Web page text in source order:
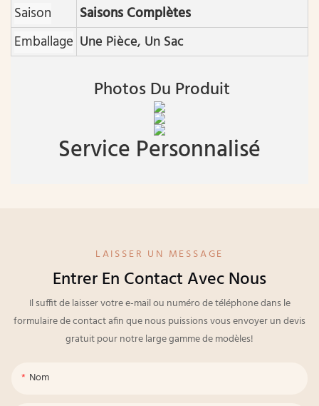
Saison
Saisons Complètes
Emballage Une Pièce, Un Sac
Photos Du Produit
Service Personnalisé
LAISSER UN MESSAGE
Entrer En Contact Avec Nous
Il suffit de laisser votre e-mail ou numéro de téléphone dans le
formulaire de contact afin que nous puissions vous envoyer un devis
gratuit pour notre large gamme de modèles!
Nom